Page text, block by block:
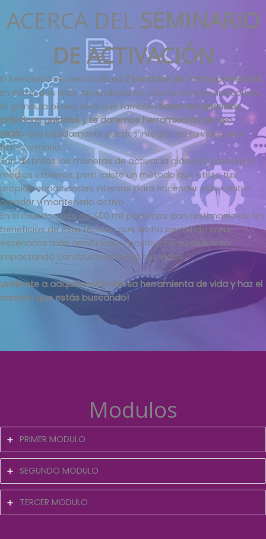
ACERCA DEL SEMINARIO
DE ACTIVACIÓN
El Seminario se desarrolla en 2 jornadas de forma presencial.
En estos dos días, aprenderás no sólo la teoría para activar
la glándula pineal, sino que también haremos ejercicios
prácticos guiados y te daremos herramientas de uso
diario que rápidamente puedes integrar en tu vida para
transformarla.
Son distintas las maneras de activar la glándula pineal por
medios externos, pero existe un método que utiliza tus
propias capacidades internas para encender este centro
creador y mantenerlo activo.
En el mundo, más de 400 mil personas dan testimonio de los
beneficios de esta técnica que les ha permitido crear
escenarios más armónicos y positivos a su alrededor,
impactando constructivamente sus vidas.
¡Atrévete a adquirir esta valiosa herramienta de vida y haz el
cambio que estás buscando!
Modulos
PRIMER MODULO
SEGUNDO MODULO
TERCER MODULO